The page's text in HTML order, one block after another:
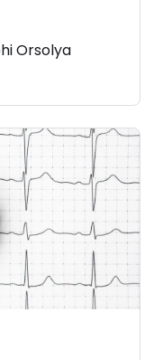
Orsolya